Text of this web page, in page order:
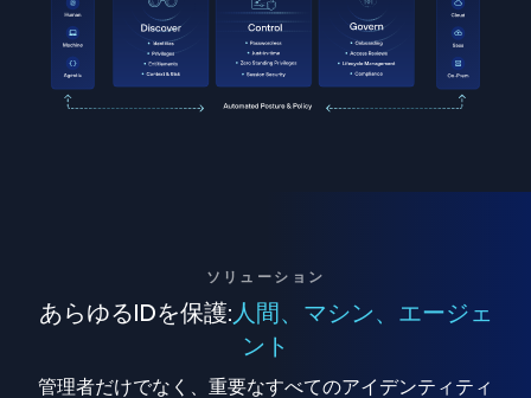
ソリューション
あらゆるIDを保護: 人間、マシン、エージェ
ント
管理者だけでなく、重要なすべてのアイデンティティ